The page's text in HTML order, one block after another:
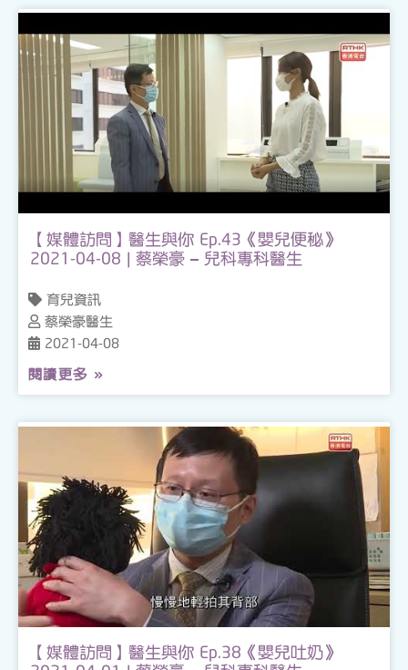
【媒體訪問】醫生與你 Ep.43《嬰兒便秘》
2021-04-08 | 蔡榮豪 – 兒科專科醫生
育兒資訊
蔡榮豪醫生
2021-04-08
閱讀更多 »
【媒體訪問】醫生與你 Ep.38《嬰兒吐奶》